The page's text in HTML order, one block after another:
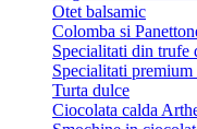
Otet balsamic
Colomba si
Specialitati din trufe
Specialitati
Turta dulce
Ciocolata calda